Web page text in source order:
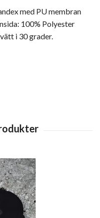
med PU membran
100% Polyester
i 30 grader.